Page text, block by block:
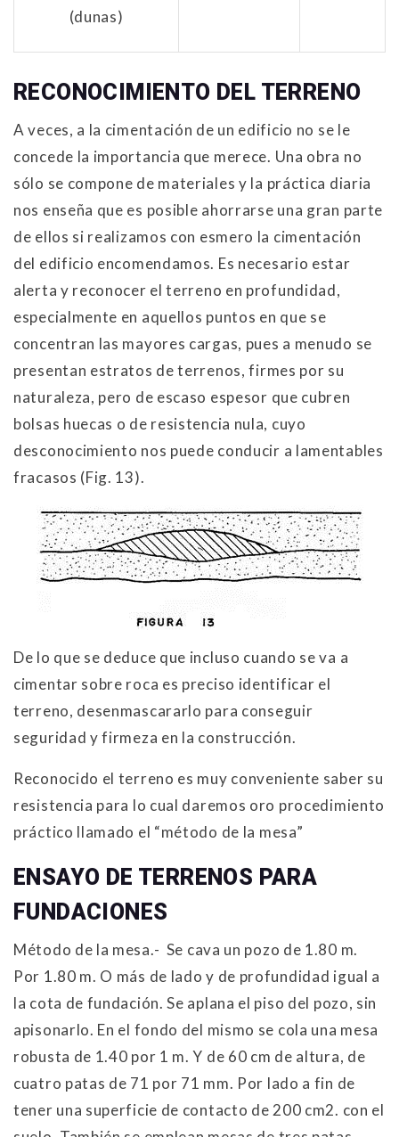
(dunas)
RECONOCIMIENTO DEL TERRENO
A veces, a la cimentación de un edificio no se le
concede la importancia que merece. Una obra no
sólo se compone de materiales y la práctica diaria
nos enseña que es posible ahorrarse una gran parte
de ellos si realizamos con esmero la cimentación
del edificio encomendamos. Es necesario estar
alerta y reconocer el terreno en profundidad,
especialmente en aquellos puntos en que se
concentran las mayores cargas, pues a menudo se
presentan estratos de terrenos, firmes por su
naturaleza, pero de escaso espesor que cubren
bolsas huecas o de resistencia nula, cuyo
desconocimiento nos puede conducir a lamentables
fracasos (Fig. 13).
De lo que se deduce que incluso cuando se va a
cimentar sobre roca es preciso identificar el
terreno, desenmascararlo para conseguir
seguridad y firmeza en la construcción.
Reconocido el terreno es muy conveniente saber su
resistencia para lo cual daremos oro procedimiento
práctico llamado el “método de la mesa”
ENSAYO DE TERRENOS PARA
FUNDACIONES
Método de la mesa.- Se cava un pozo de 1.80 m.
Por 1.80 m. O más de lado y de profundidad igual a
la cota de fundación. Se aplana el piso del pozo, sin
apisonarlo. En el fondo del mismo se cola una mesa
robusta de 1.40 por 1 m. Y de 60 cm de altura, de
cuatro patas de 71 por 71 mm. Por lado a fin de
tener una superficie de contacto de 200 cm2. con el